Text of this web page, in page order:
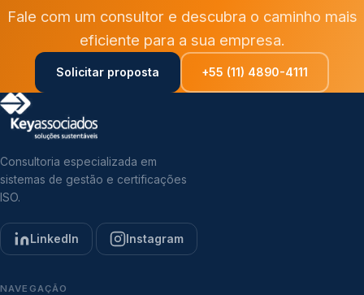
Fale com um consultor e descubra o caminho mais
eficiente para a sua empresa.
Solicitar proposta +55 (11) 4890-4111
Consultoria especializada em
sistemas de gestão e certificações
ISO.
LinkedIn Instagram
NAVEGAÇÃO